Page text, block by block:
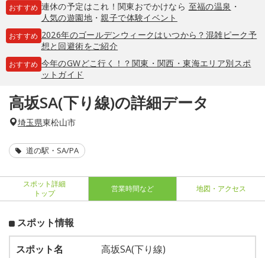
おすすめ 連休の予定はこれ！関東おでかけなら 至福の温泉 ・
人気の遊園地・親子で体験イベント
おすすめ 2026年のゴールデンウィークはいつから？混雑ピーク予
想と回避術をご紹介
おすすめ 今年のGWどこ行く！？関東・関西・東海エリア別スポ
ットガイド
高坂SA(下り線)の詳細データ
埼玉県東松山市
道の駅・SA/PA
スポット詳細
トップ
営業時間など 地図・アクセス
スポット情報
スポット名
高坂SA(下り線)